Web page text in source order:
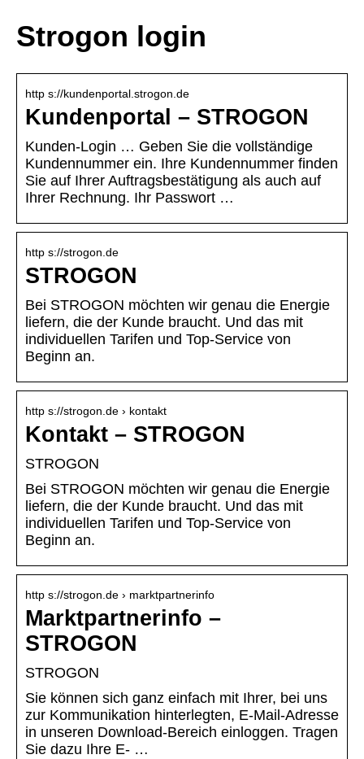
Strogon login
http s://kundenportal.strogon.de
Kundenportal – STROGON
Kunden-Login … Geben Sie die vollständige
Kundennummer ein. Ihre Kundennummer finden
Sie auf Ihrer Auftragsbestätigung als auch auf
Ihrer Rechnung. Ihr Passwort …
http s://strogon.de
STROGON
Bei STROGON möchten wir genau die Energie
liefern, die der Kunde braucht. Und das mit
individuellen Tarifen und Top-Service von
Beginn an.
http s://strogon.de › kontakt
Kontakt – STROGON
STROGON
Bei STROGON möchten wir genau die Energie
liefern, die der Kunde braucht. Und das mit
individuellen Tarifen und Top-Service von
Beginn an.
http s://strogon.de › marktpartnerinfo
Marktpartnerinfo –
STROGON
STROGON
Sie können sich ganz einfach mit Ihrer, bei uns
zur Kommunikation hinterlegten, E-Mail-Adresse
in unseren Download-Bereich einloggen. Tragen
Sie dazu Ihre E- …